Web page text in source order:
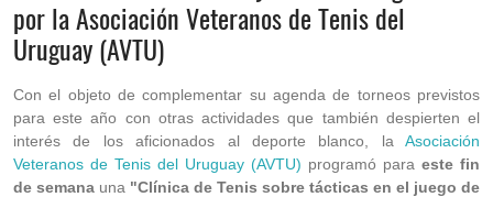
por la Asociación Veteranos de Tenis del
Uruguay (AVTU)
Con el objeto de complementar su agenda de torneos previstos
para este año con otras actividades que también despierten el
interés de los aficionados al deporte blanco, la Asociación
Veteranos de Tenis del Uruguay (AVTU) programó para este fin
de semana una "Clínica de Tenis sobre tácticas en el juego de